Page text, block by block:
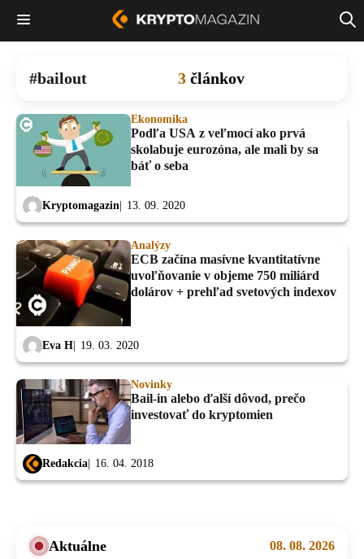
bailout 3 článkov
Ekonomika
Podľa USA z veľmocí ako prvá
skolabuje eurozóna, ale mali by sa
báť o seba
Kryptomagazin 13. 09. 2020
Analýzy
ECB začína masívne kvantitatívne
uvoľňovanie v objeme 750 miliárd
dolárov + prehľad svetových indexov
Eva H 19. 03. 2020
Novinky
Bail-in alebo ďalší dôvod, prečo
investovať do kryptomien
Redakcia 16. 04. 2018
Aktuálne 08. 08. 2026